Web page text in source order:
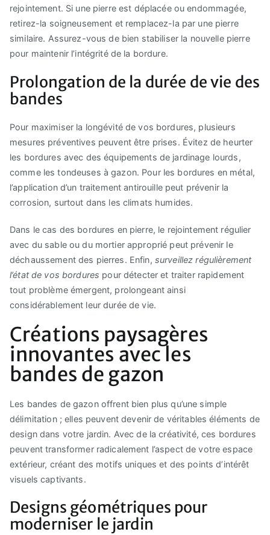
rejointement. Si une pierre est déplacée ou endommagée,
retirez-la soigneusement et remplacez-la par une pierre
similaire. Assurez-vous de bien stabiliser la nouvelle pierre
pour maintenir l’intégrité de la bordure.
Prolongation de la durée de vie des
bandes
Pour maximiser la longévité de vos bordures, plusieurs
mesures préventives peuvent être prises. Évitez de heurter
les bordures avec des équipements de jardinage lourds,
comme les tondeuses à gazon. Pour les bordures en métal,
l’application d’un traitement antirouille peut prévenir la
corrosion, surtout dans les climats humides.
Dans le cas des bordures en pierre, le rejointement régulier
avec du sable ou du mortier approprié peut prévenir le
déchaussement des pierres. Enfin, surveillez régulièrement
l’état de vos bordures pour détecter et traiter rapidement
tout problème émergent, prolongeant ainsi
considérablement leur durée de vie.
Créations paysagères
innovantes avec les
bandes de gazon
Les bandes de gazon offrent bien plus qu’une simple
délimitation ; elles peuvent devenir de véritables éléments de
design dans votre jardin. Avec de la créativité, ces bordures
peuvent transformer radicalement l’aspect de votre espace
extérieur, créant des motifs uniques et des points d’intérêt
visuels captivants.
Designs géométriques pour
moderniser le jardin